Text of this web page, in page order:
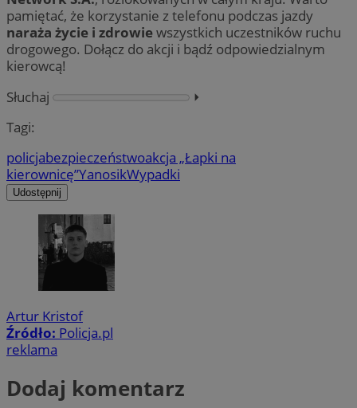
pamiętać, że korzystanie z telefonu podczas jazdy
naraża życie i zdrowiewszystkich uczestników ruchu
drogowego. Dołącz do akcji i bądź odpowiedzialnym
kierowcą!
Słuchaj
⏵︎
Tagi:
policjabezpieczeństwoakcja „Łapki na
kierownicę”YanosikWypadki
Udostępnij
Artur Kristof
Źródło: Policja.pl
reklama
Dodaj komentarz